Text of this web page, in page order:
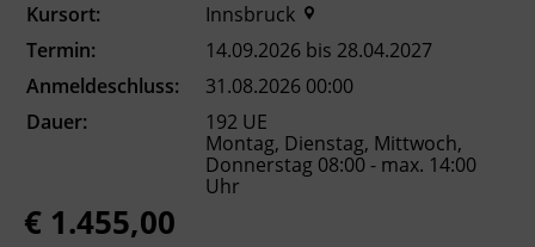
auf die Anforderungen der schriftlichen
standardisierten Reife- und Diplomprüfung in
Angewandter Mathematik vor. Die
Vermittlung und der Erwerb von
Kompetenzen, welche eigenständige
Problemlösungen mithilfe von Mathematik
ermöglichen, stehen dabei im Mittelpunkt. Die
charakteristischen Tätigkeiten und
Handlungsbereiche laut Lehrplan umfassen:
Kursort:
Innsbruck
Termin:
14.09.2026 bis 28.04.2027
Anmeldeschluss:
31.08.2026 00:00
Dauer:
192 UE
Montag, Dienstag, Mittwoch,
Donnerstag 08:00 - max. 14:00
Uhr
€ 1.455,00